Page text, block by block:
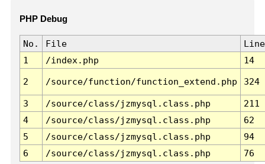
PHP Debug
No. File
Line
1
/index.php 14
2 /source/function/function_extend.php 324
3 /source/class/jzmysql.class.php
211
4
/source/class/jzmysql.class.php
62
5
/source/class/jzmysql.class.php
94
6
/source/class/jzmysql.class.php 76